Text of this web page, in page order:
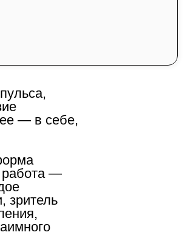
— в себе,
работа —
зритель